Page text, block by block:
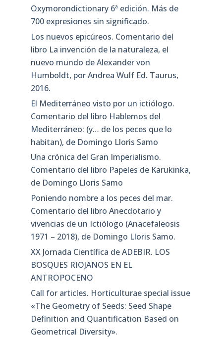
Oxymorondictionary 6ª edición. Más de
700 expresiones sin significado.
Los nuevos epicúreos. Comentario del
libro La invención de la naturaleza, el
nuevo mundo de Alexander von
Humboldt, por Andrea Wulf Ed. Taurus,
2016.
El Mediterráneo visto por un ictiólogo.
Comentario del libro Hablemos del
Mediterráneo: (y… de los peces que lo
habitan), de Domingo Lloris Samo
Una crónica del Gran Imperialismo.
Comentario del libro Papeles de Karukinka,
de Domingo Lloris Samo
Poniendo nombre a los peces del mar.
Comentario del libro Anecdotario y
vivencias de un Ictiólogo (Anacefaleosis
1971 – 2018), de Domingo Lloris Samo.
XX Jornada Científica de ADEBIR. LOS
BOSQUES RIOJANOS EN EL
ANTROPOCENO
Call for articles. Horticulturae special issue
«The Geometry of Seeds: Seed Shape
Definition and Quantification Based on
Geometrical Diversity»​.